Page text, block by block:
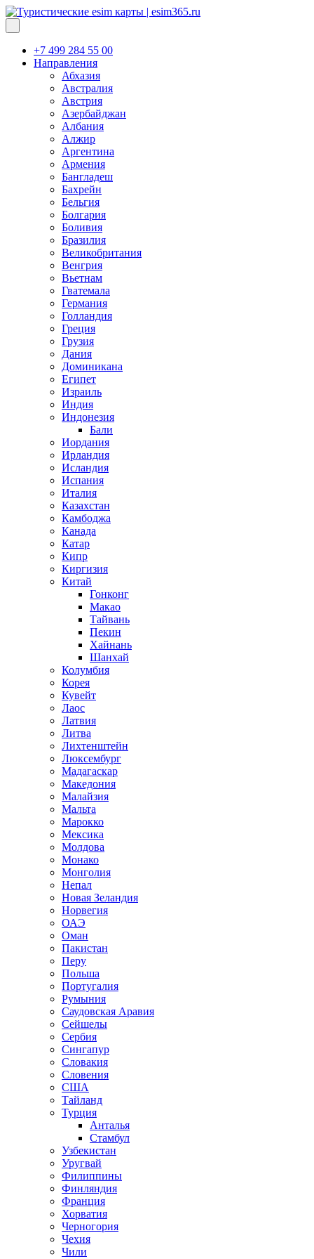
+7 499 284 55 00
Направления
Абхазия
Австралия
Австрия
Азербайджан
Албания
Алжир
Аргентина
Армения
Бангладеш
Бахрейн
Бельгия
Болгария
Боливия
Бразилия
Великобритания
Венгрия
Вьетнам
Гватемала
Германия
Голландия
Греция
Грузия
Дания
Доминикана
Египет
Израиль
Индия
Индонезия
Бали
Иордания
Ирландия
Исландия
Испания
Италия
Казахстан
Камбоджа
Канада
Катар
Кипр
Киргизия
Китай
Гонконг
Макао
Тайвань
Пекин
Хайнань
Шанхай
Колумбия
Корея
Кувейт
Лаос
Латвия
Литва
Лихтенштейн
Люксембург
Мадагаскар
Македония
Малайзия
Мальта
Марокко
Мексика
Молдова
Монако
Монголия
Непал
Новая Зеландия
Норвегия
ОАЭ
Оман
Пакистан
Перу
Польша
Португалия
Румыния
Саудовская Аравия
Сейшелы
Сербия
Сингапур
Словакия
Словения
США
Тайланд
Турция
Анталья
Стамбул
Узбекистан
Уругвай
Филиппины
Финляндия
Франция
Хорватия
Черногория
Чехия
Чили